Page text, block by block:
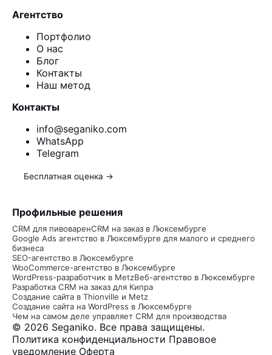
Агентство
Портфолио
О нас
Блог
Контакты
Наш метод
Контакты
info@seganiko.com
WhatsApp
Telegram
Бесплатная оценка →
Профильные решения
CRM для пивоваренCRM на заказ в Люксембурге
Google Ads агентство в Люксембурге для малого и среднего
бизнеса
SEO-агентство в Люксембурге
WooCommerce-агентство в Люксембурге
WordPress-разработчик в MetzВеб-агентство в Люксембурге
Разработка CRM на заказ для Кипра
Создание сайта в Thionville и Metz
Создание сайта на WordPress в Люксембурге
Чем на самом деле управляет CRM для производства
© 2026 Seganiko. Все права защищены.
Политика конфиденциальности Правовое
уведомление Оферта